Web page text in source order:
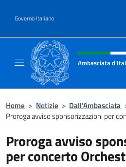
Governo Italiano
Intestazione sito,
Ambasciata
Home > Notizie > Dall’Ambasciata
Proroga avviso sponsorizzazioni per
Proroga avviso
per concerto